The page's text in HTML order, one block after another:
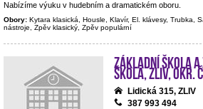
Nabízíme výuku v hudebním a dramatickém oboru.
Obory: Kytara klasická, Housle, Klavír, El. klávesy, Trubka,
nástroje, Zpěv klasický, Zpěv populární
Základní škola a
škola, Zliv, okr.
Lidická 315, ZLIV
387 993 494